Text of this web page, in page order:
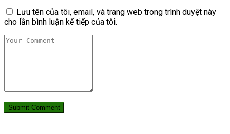
Lưu tên của tôi, email, và trang web trong trình duyệt này
cho lần bình luận kế tiếp của tôi.